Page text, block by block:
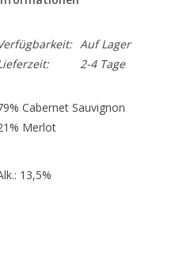
Auf Lager
2-4 Tage
Cabernet Sauvignon
Merlot
13,5%